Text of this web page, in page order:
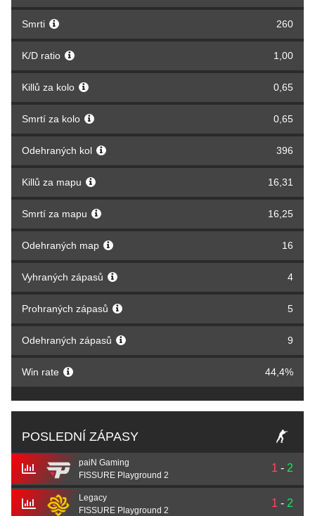
Smrti 260
K/D ratio 1,00
Killů za kolo 0,65
Smrtí za kolo 0,65
Odehraných kol 396
Killů za mapu 16,31
Smrtí za mapu 16,25
Odehraných map 16
Vyhraných zápasů 4
Prohraných zápasů 5
Odehraných zápasů 9
Win rate 44,4%
POSLEDNÍ ZÁPASY
paiN Gaming
FISSURE Playground 2
1 - 2
Legacy
FISSURE Playground 2
1 - 2